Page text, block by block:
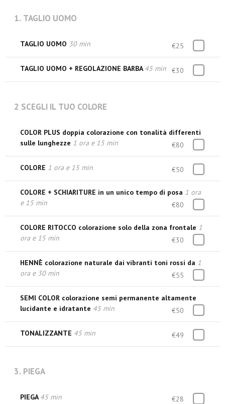
1. TAGLIO UOMO
TAGLIO UOMO 30 min €25
TAGLIO UOMO + REGOLAZIONE BARBA45 min €30
2 SCEGLI IL TUO COLORE
COLOR PLUS doppia colorazione con tonalità differenti
sulle lunghezze 1 ora e 15 min €80
COLORE 1 ora e 15 min €50
COLORE + SCHIARITURE in un unico tempo di posa 1 ora
e 15 min
€80
COLORE RITOCCO colorazione solo della zona frontale 1
ora e 15 min
€30
HENNÈ colorazione naturale dai vibranti toni rossi da 1
ora e 30 min
€55
SEMI COLOR colorazione semi permanente altamente
lucidante e idratante 45 min €50
TONALIZZANTE 45 min €49
3. PIEGA
PIEGA45 min €28